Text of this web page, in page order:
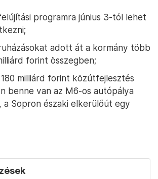
programra június 3-tól lehet
adott át a kormány több
forint összegben;
milliárd forint közútfejlesztés
benne van az M6-os autópálya
a Sopron északi elkerülőút egy